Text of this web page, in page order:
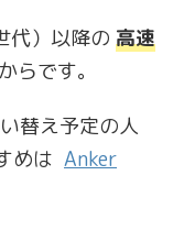
代）以降の 高速
らです。
替え予定の人
めは Anker